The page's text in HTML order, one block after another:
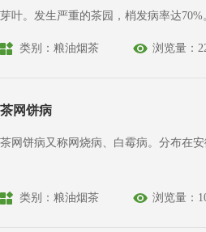
芽叶。发生严重的茶园，梢发病率达70%
类别：粮油烟茶 浏览量：
茶网饼病
茶网饼病又称网烧病、白霉病。分布在
类别：粮油烟茶 浏览量：